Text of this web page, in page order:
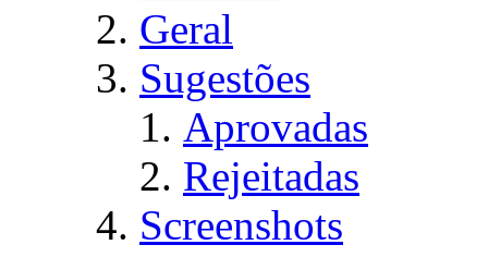
Geral
Sugestões
Aprovadas
Rejeitadas
Screenshots